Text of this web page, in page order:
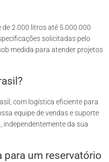
2.000 litros até 5.000.000
solicitadas pelo
medida para atender projetos
com logística eficiente para
equipe de vendas e suporte
independentemente da sua
para um reservatório